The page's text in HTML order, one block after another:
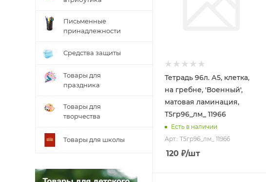
Тетрадь 96л. А5, клетка,
на гребне, 'Военный',
матовая ламинация,
Т5гр96_лм_ 11966
Есть в наличии
Арт.: Т5гр96_лм_ 11966
120 ₽/шт
Письменные
принадлежности
Средства защиты
Товары для
праздника
Товары для
творчества
Товары для школы